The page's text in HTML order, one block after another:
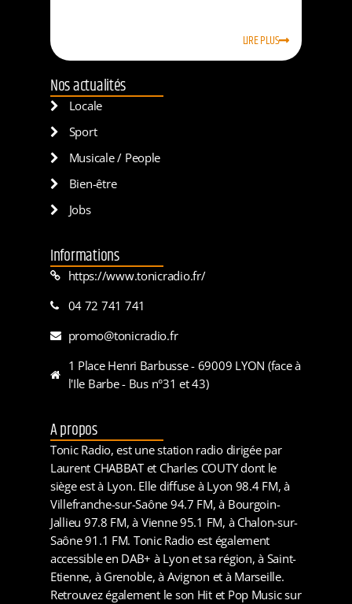
LIRE PLUS
Nos actualités
Locale
Sport
Musicale / People
Bien-être
Jobs
Informations
https://www.tonicradio.fr/
04 72 741 741
promo@tonicradio.fr
1 Place Henri Barbusse - 69009 LYON (face à
l'Ile Barbe - Bus n°31 et 43)
A propos
Tonic Radio, est une station radio dirigée par
Laurent CHABBAT et Charles COUTY dont le
siège est à Lyon. Elle diffuse à Lyon 98.4 FM, à
Villefranche-sur-Saône 94.7 FM, à Bourgoin-
Jallieu 97.8 FM, à Vienne 95.1 FM, à Chalon-sur-
Saône 91.1 FM. Tonic Radio est également
accessible en DAB+ à Lyon et sa région, à Saint-
Etienne, à Grenoble, à Avignon et à Marseille.
Retrouvez également le son Hit et Pop Music sur